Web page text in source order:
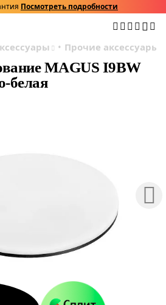
Посмотреть подробности
Прочие аксессуары
MAGUS I9BW
белая